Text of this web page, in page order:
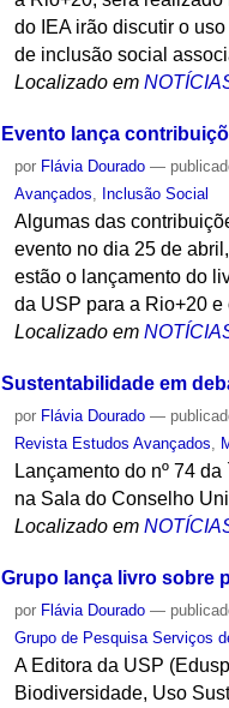
do IEA irão discutir o
de inclusão social
Localizado em
Evento lança
por Flávia Dourado —
Avançados, Inclusão Social
Algumas das
evento no dia 25 de
estão o lançamento do
da USP para a Rio+20
Localizado em
Sustentabilidade em
por Flávia Dourado —
Revista Estudos Avançados
Lançamento do nº 74
na Sala do Conselho
Localizado em
Grupo lança livro sobre
por Flávia Dourado —
Grupo de Pesquisa Serviços
A Editora da USP
Biodiversidade, Uso